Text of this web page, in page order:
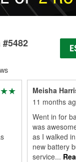
Meisha
11 months
Went in for
was
as I walked
new battery
service...